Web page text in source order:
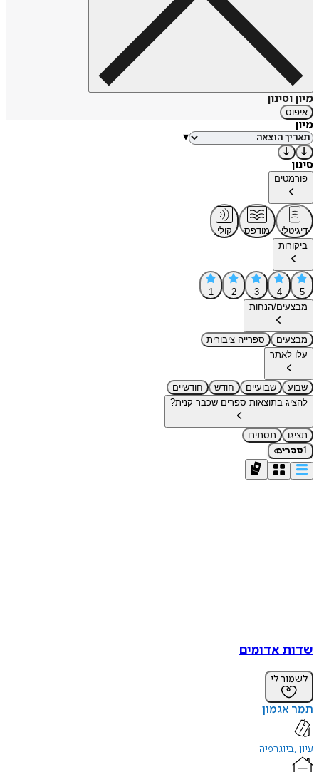
מיון וסינון
איפוס
מיון
▾
סינון
פורמטים
דיגיטלי מודפס
קולי
ביקורות
5
4
3
2
1
מבצעים/הנחות
מבצעים
ספרייה ציבורית
עלו לאתר
שבוע שבועיים חודש
חודשיים
להציג בתוצאות ספרים שכבר קנית?
תציגו
תסתירו
1ספרים›
שדות אדומים
לשמור לי
תמר אגמון
עיון ביוגרפיה